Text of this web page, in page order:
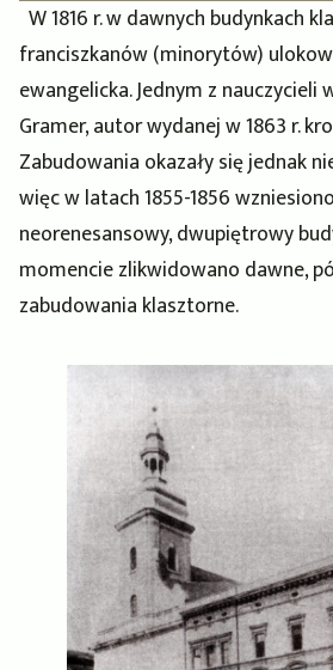
W 1816 r. w dawnych budynkach
franciszkanów (minorytów)
ewangelicka. Jednym z nauczycieli
Gramer, autor wydanej w 1863 r.
Zabudowania okazały się jednak
więc w latach 1855-1856
neorenesansowy, dwupiętrowy
momencie zlikwidowano dawne,
zabudowania klasztorne.